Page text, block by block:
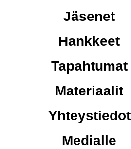
Jäsenet
Hankkeet
Tapahtumat
Materiaalit
Yhteystiedot
Medialle